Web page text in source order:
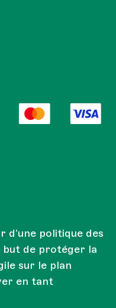
d’une politique des
de protéger la
sur le plan
en tant